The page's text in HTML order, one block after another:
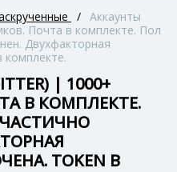
/ Аккаунты
Почта в комплекте. Пол
Двухфакторная
комплекте.
| 1000+
В КОМПЛЕКТЕ.
TOKEN В